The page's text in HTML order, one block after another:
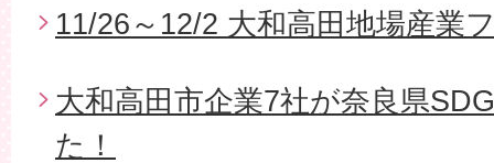
11/26～12/2 大和高田地場産業
大和高田市企業7社が奈良県
た！